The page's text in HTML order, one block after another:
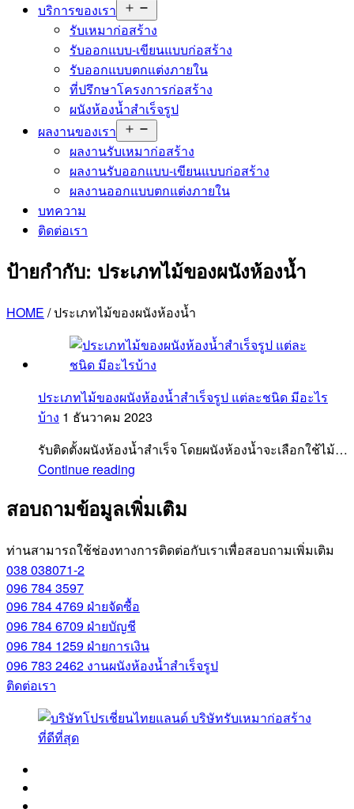
บริการของเรา
menu
รับเหมาก่อสร้าง
รับออกแบบ-เขียนแบบก่อสร้าง
รับออกแบบตกแต่งภายใน
ที่ปรึกษาโครงการก่อสร้าง
ผนังห้องน้ำสำเร็จรูป
ผลงานของเรา
menu
ผลงานรับเหมาก่อสร้าง
ผลงานรับออกแบบ-เขียนแบบก่อสร้าง
ผลงานออกแบบตกแต่งภายใน
บทความ
ติดต่อเรา
ป้ายกำกับ: ประเภทไม้ของผนังห้องน้ำ
HOME /ประเภทไม้ของผนังห้องน้ำ
ประเภทไม้ของผนังห้องน้ำสำเร็จรูป แต่ละชนิด มีอะไร
บ้าง 1 ธันวาคม 2023
รับติดตั้งผนังห้องน้ำสำเร็จ โดยผนังห้องน้ำจะเลือกใช้ไม้…
Continue reading
ของ
ห้องน้ำ
ชนิด
มี
อะไร
บ้าง
สอบถามข้อมูลเพิ่มเติม
ท่านสามารถใช้ช่องทางการติดต่อกับเราเพื่อสอบถามเพิ่มเติม
038 038071-2
096 784 3597
096 784 4769 ฝ่ายจัดซื้อ
096 784 6709 ฝ่ายบัญชี
096 784 1259 ฝ่ายการเงิน
096 783 2462 งานผนังห้องน้ำสำเร็จรูป
ติดต่อเรา